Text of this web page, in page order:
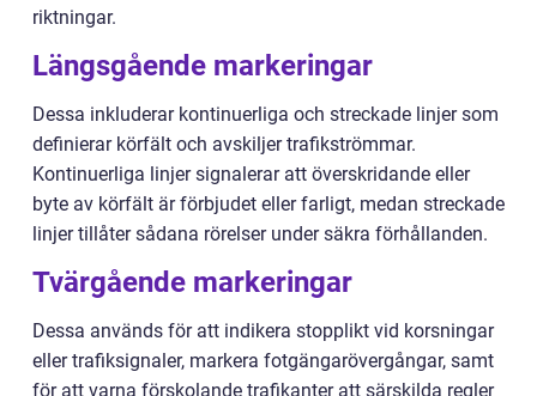
riktningar.
Längsgående markeringar
Dessa inkluderar kontinuerliga och streckade linjer som
definierar körfält och avskiljer trafikströmmar.
Kontinuerliga linjer signalerar att överskridande eller
byte av körfält är förbjudet eller farligt, medan streckade
linjer tillåter sådana rörelser under säkra förhållanden.
Tvärgående markeringar
Dessa används för att indikera stopplikt vid korsningar
eller trafiksignaler, markera fotgängarövergångar, samt
för att varna förskolande trafikanter att särskilda regler